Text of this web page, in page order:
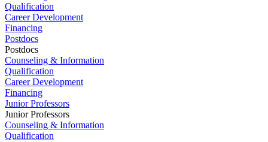
Qualification
Career Development
Financing
Postdocs
Postdocs
Counseling & Information
Qualification
Career Development
Financing
Junior Professors
Junior Professors
Counseling & Information
Qualification